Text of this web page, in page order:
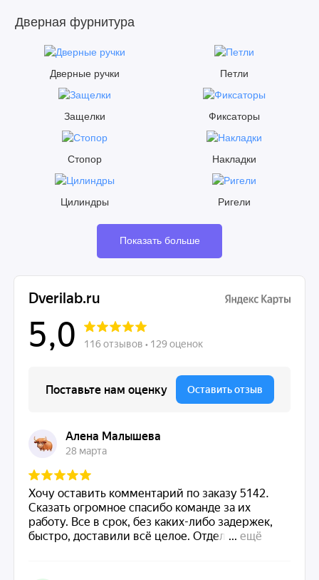
Дверная фурнитура
Дверные ручки Петли
Защелки Фиксаторы
Стопор Накладки
Цилиндры Ригели
Показать больше